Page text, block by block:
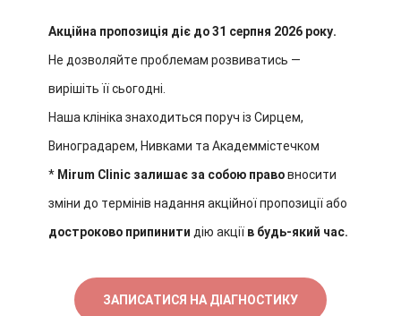
Акційна пропозиція діє до 31 серпня 2026 року.
Не дозволяйте проблемам розвиватись —
вирішіть її сьогодні.
Наша клініка знаходиться поруч із Сирцем,
Виноградарем, Нивками та Академмістечком
* Mirum Clinic залишає за собою правовносити
зміни до термінів надання акційної пропозиції або
достроково припинити дію акції в будь-який час.
ЗАПИСАТИСЯ НА ДІАГНОСТИКУ